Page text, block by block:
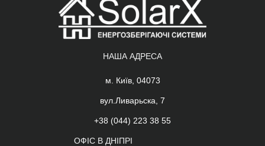
НАША АДРЕСА
м. Київ, 04073
вул.Ливарьска, 7
+38 (044) 223 38 55
ОФІС В ДНІПРІ